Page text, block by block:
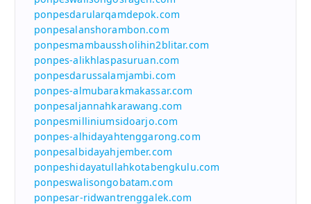
ponpesdarularqamdepok.com
ponpesalanshorambon.com
ponpesmambaussholihin2blitar.com
ponpes-alikhlaspasuruan.com
ponpesdarussalamjambi.com
ponpes-almubarakmakassar.com
ponpesaljannahkarawang.com
ponpesmilliniumsidoarjo.com
ponpes-alhidayahtenggarong.com
ponpesalbidayahjember.com
ponpeshidayatullahkotabengkulu.com
ponpeswalisongobatam.com
ponpesar-ridwantrenggalek.com